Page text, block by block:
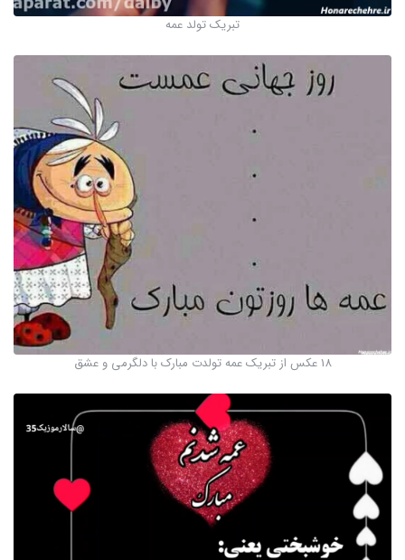
تبریک تولد عمه
18 عکس از تبریک عمه تولدت مبارک با دلگرمی و عشق